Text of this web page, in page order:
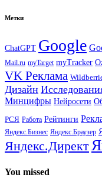
Метки
ChatGPT Google
Mail.ru myTarget myTracker
VK Реклама
Дизайн
Минцифры Нейросети
РСЯ Работа Рейтинги
Яндекс.Бизнес Яндекс.Браузер
Яндекс.Директ
You missed